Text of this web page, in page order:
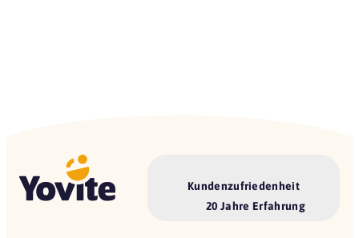
Kundenzufriedenheit
20 Jahre Erfahrung